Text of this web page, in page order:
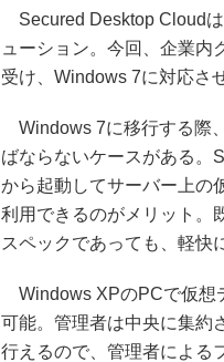
Secured Desktop Cloud
ューション。今回、企業内
受け、Windows 7に対応さ
Windows 7に移行する際
ばならないケースがある。
から起動してサーバー上の
利用できるのがメリット。
スペックであっても、軽快
Windows XPのPCで仮想
可能。管理者は中央に集約
行えるので、管理者による